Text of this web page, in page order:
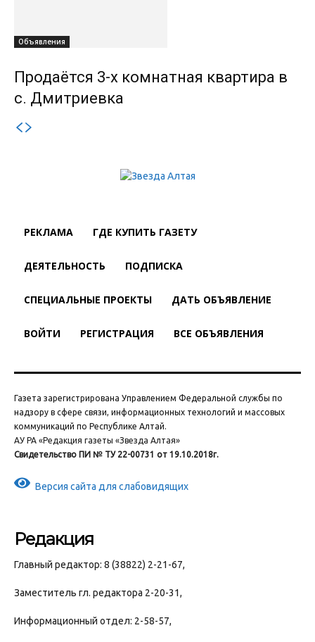
Объявления
Продаётся 3-х комнатная квартира в
с. Дмитриевка
РЕКЛАМА ГДЕ КУПИТЬ ГАЗЕТУ
ДЕЯТЕЛЬНОСТЬ ПОДПИСКА
СПЕЦИАЛЬНЫЕ ПРОЕКТЫ ДАТЬ ОБЪЯВЛЕНИЕ
ВОЙТИ РЕГИСТРАЦИЯ ВСЕ ОБЪЯВЛЕНИЯ
Газета зарегистрирована Управлением Федеральной службы по
надзору в сфере связи, информационных технологий и массовых
коммуникаций по Республике Алтай.
АУ РА «Редакция газеты «Звезда Алтая»
Свидетельство ПИ № ТУ 22-00731 от 19.10.2018г.
Версия сайта для слабовидящих
Редакция
Главный редактор: 8 (38822) 2-21-67,
Заместитель гл. редактора 2-20-31,
Информационный отдел: 2-58-57,